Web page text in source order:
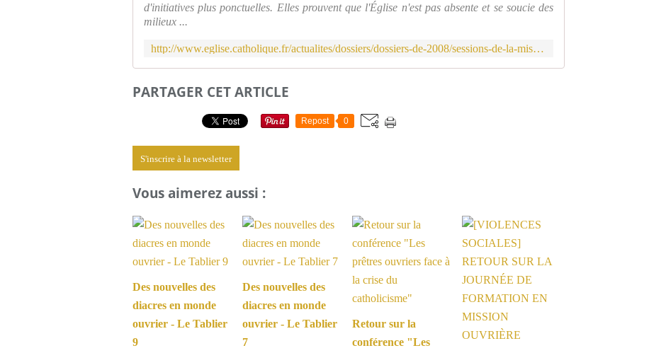
d'initiatives plus ponctuelles. Elles prouvent que l'Église n'est pas absente et se soucie des
milieux ...
http://www.eglise.catholique.fr/actualites/dossiers/dossiers-de-2008/sessions-de-la-mission-ouvriere-en-2007-et-2008/372556-interview-du-p-maurice-carre-delegue-national-de-la-mission-ouvriere/
PARTAGER CET ARTICLE
Repost 0
S'inscrire à la newsletter
Vous aimerez aussi :
Des nouvelles des
diacres en monde
ouvrier - Le Tablier
9
Des nouvelles des
diacres en monde
ouvrier - Le Tablier
7
Retour sur la
conférence "Les